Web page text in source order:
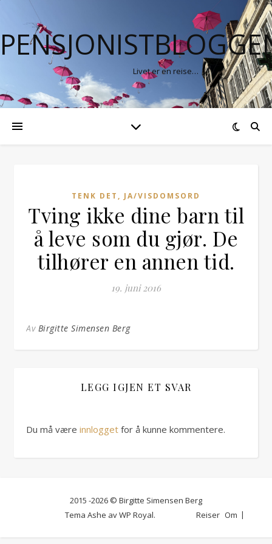
Livet er en reise…
TENK DET, JA/VISDOMSORD
Tving ikke dine barn til
å leve som du gjør. De
tilhører en annen tid.
19. juni 2016
Av Birgitte Simensen Berg
LEGG IGJEN ET SVAR
Du må være innlogget for å kunne kommentere.
2015 -2026 © Birgitte Simensen Berg
Reiser Om
Tema Ashe avWP Royal.